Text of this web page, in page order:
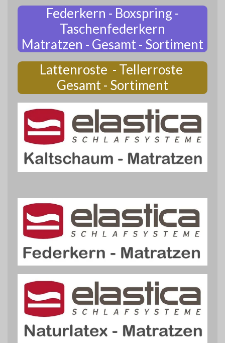
Federkern - Boxspring -
Taschenfederkern
Matratzen - Gesamt - Sortiment
Lattenroste - Tellerroste
Gesamt - Sortiment